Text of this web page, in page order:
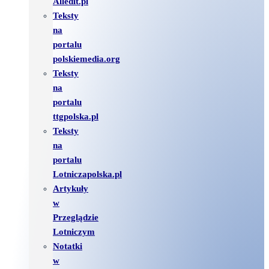
Teksty
na
portalu
polskiemedia.org
Teksty
na
portalu
ttgpolska.pl
Teksty
na
portalu
Lotniczapolska.pl
Artykuły
w
Przeglądzie
Lotniczym
Notatki
w